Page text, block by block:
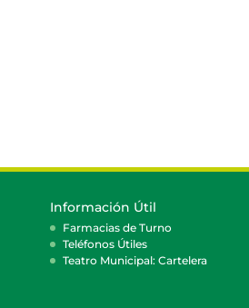
Información Útil
Farmacias de Turno
Teléfonos Útiles
Teatro Municipal: Cartelera